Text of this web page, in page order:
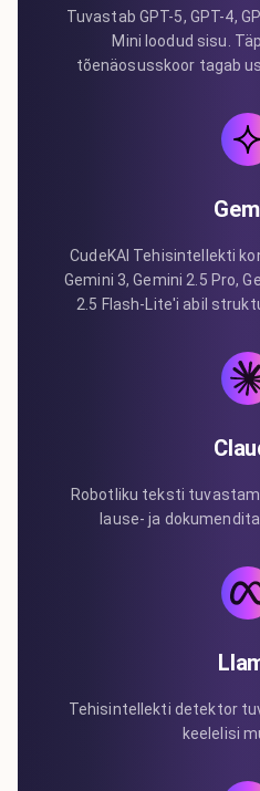
Tuvastab GPT-5, GPT-4,
Mini loodud sisu.
tõenäosusskoor tagab
CudeKAI Tehisintellekti
Gemini 3, Gemini 2.5 Pro,
2.5 Flash-Lite'i abil
Robotliku teksti
lause- ja
Tehisintellekti detektor
keelelisi